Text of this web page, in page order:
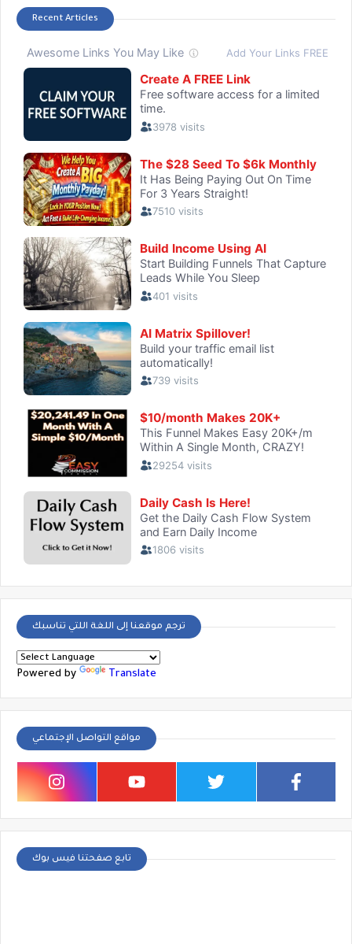
Recent Articles
ترجم موقعنا إلى اللغة اللتي تناسبك
Powered by Translate
مواقع التواصل الإجتماعي
تابع صفحتنا فيس بوك